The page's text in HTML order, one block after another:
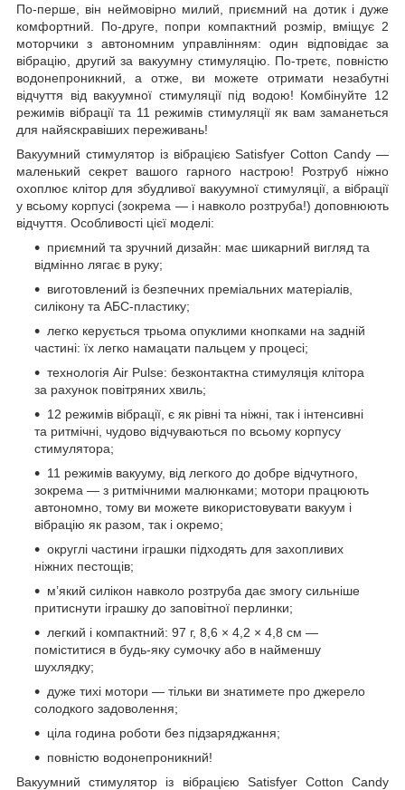
По-перше, він неймовірно милий, приємний на дотик і дуже
комфортний. По-друге, попри компактний розмір, вміщує 2
моторчики з автономним управлінням: один відповідає за
вібрацію, другий за вакуумну стимуляцію. По-третє, повністю
водонепроникний, а отже, ви можете отримати незабутні
відчуття від вакуумної стимуляції під водою! Комбінуйте 12
режимів вібрації та 11 режимів стимуляції як вам заманеться
для найяскравіших переживань!
Вакуумний стимулятор із вібрацією Satisfyer Cotton Candy —
маленький секрет вашого гарного настрою! Розтруб ніжно
охоплює клітор для збудливої вакуумної стимуляції, а вібрації
у всьому корпусі (зокрема — і навколо розтруба!) доповнюють
відчуття. Особливості цієї моделі:
приємний та зручний дизайн: має шикарний вигляд та
відмінно лягає в руку;
виготовлений із безпечних преміальних матеріалів,
силікону та АБС-пластику;
легко керується трьома опуклими кнопками на задній
частині: їх легко намацати пальцем у процесі;
технологія Air Pulse: безконтактна стимуляція клітора
за рахунок повітряних хвиль;
12 режимів вібрації, є як рівні та ніжні, так і інтенсивні
та ритмічні, чудово відчуваються по всьому корпусу
стимулятора;
11 режимів вакууму, від легкого до добре відчутного,
зокрема — з ритмічними малюнками; мотори працюють
автономно, тому ви можете використовувати вакуум і
вібрацію як разом, так і окремо;
округлі частини іграшки підходять для захопливих
ніжних пестощів;
м’який силікон навколо розтруба дає змогу сильніше
притиснути іграшку до заповітної перлинки;
легкий і компактний: 97 г, 8,6 × 4,2 × 4,8 см —
поміститися в будь-яку сумочку або в найменшу
шухлядку;
дуже тихі мотори — тільки ви знатимете про джерело
солодкого задоволення;
ціла година роботи без підзаряджання;
повністю водонепроникний!
Вакуумний стимулятор із вібрацією Satisfyer Cotton Candy